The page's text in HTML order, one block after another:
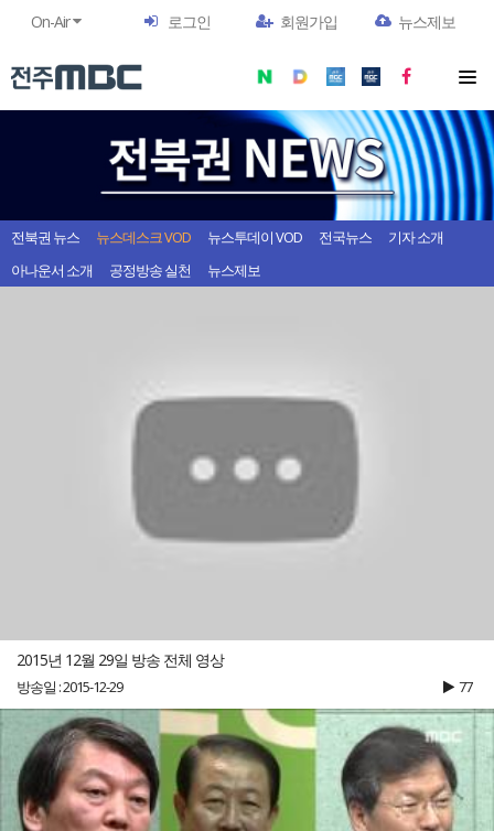
On-Air 로그인 회원가입 뉴스제보
전북권 뉴스 뉴스데스크 VOD 뉴스투데이 VOD 전국뉴스
기자 소개
아나운서 소개
공정방송 실천 뉴스제보
2015년 12월 29일 방송 전체 영상
방송일 : 2015-12-29 77